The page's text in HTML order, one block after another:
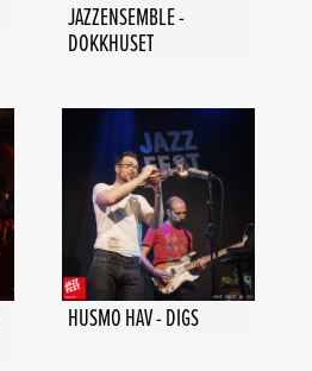
JAZZENSEMBLE -
DOKKHUSET
HUSMO HAV - DIGS